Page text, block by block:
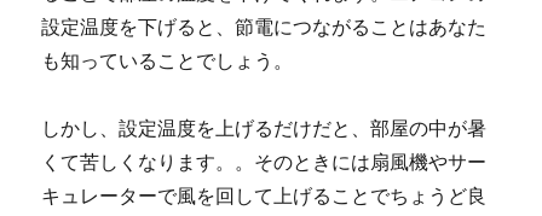
設定温度を下げると、節電につながることはあなた
も知っていることでしょう。
しかし、設定温度を上げるだけだと、部屋の中が暑
くて苦しくなります。。そのときには扇風機やサー
キュレーターで風を回して上げることでちょうど良